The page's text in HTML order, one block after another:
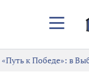
меню
«Путь к Победе»: в